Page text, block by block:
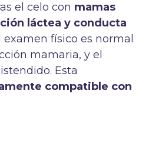
el celo con mamas
láctea y conducta
examen físico es normal
mamaria, y el
Esta
compatible con